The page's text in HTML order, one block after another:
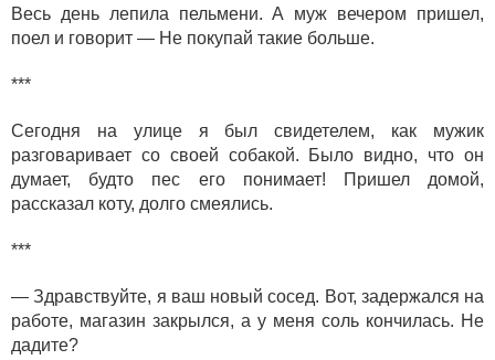
Весь день лепила пельмени. А муж вечером пришел,
поел и говорит — Не покупай такие больше.
***
Сегодня на улице я был свидетелем, как мужик
разговаривает со своей собакой. Было видно, что он
думает, будто пес его понимает! Пришел домой,
рассказал коту, долго смеялись.
***
— Здравствуйте, я ваш новый сосед. Вот, задержался на
работе, магазин закрылся, а у меня соль кончилась. Не
дадите?